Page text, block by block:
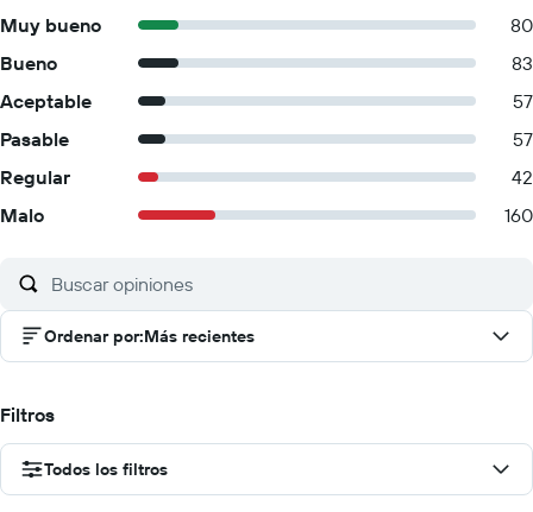
Muy bueno
80
Bueno
83
Aceptable
57
Pasable
57
Regular
42
Malo
160
Ordenar por:Más recientes
Filtros
Todos los filtros